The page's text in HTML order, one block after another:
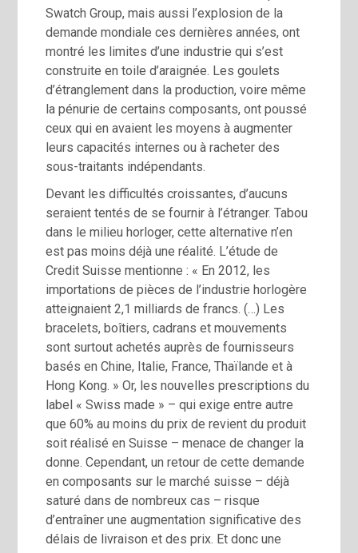
Swatch Group, mais aussi l’explosion de la
demande mondiale ces dernières années, ont
montré les limites d’une industrie qui s’est
construite en toile d’araignée. Les goulets
d’étranglement dans la production, voire même
la pénurie de certains composants, ont poussé
ceux qui en avaient les moyens à augmenter
leurs capacités internes ou à racheter des
sous-traitants indépendants.
Devant les difficultés croissantes, d’aucuns
seraient tentés de se fournir à l’étranger. Tabou
dans le milieu horloger, cette alternative n’en
est pas moins déjà une réalité. L’étude de
Credit Suisse mentionne : « En 2012, les
importations de pièces de l’industrie horlogère
atteignaient 2,1 milliards de francs. (…) Les
bracelets, boîtiers, cadrans et mouvements
sont surtout achetés auprès de fournisseurs
basés en Chine, Italie, France, Thaïlande et à
Hong Kong. » Or, les nouvelles prescriptions du
label « Swiss made » – qui exige entre autre
que 60% au moins du prix de revient du produit
soit réalisé en Suisse – menace de changer la
donne. Cependant, un retour de cette demande
en composants sur le marché suisse – déjà
saturé dans de nombreux cas – risque
d’entraîner une augmentation significative des
délais de livraison et des prix. Et donc une